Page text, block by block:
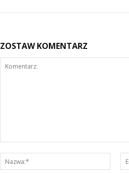
ZOSTAW KOMENTARZ